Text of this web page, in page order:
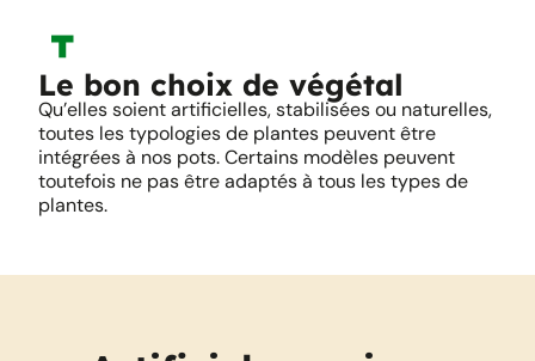
Le bon choix de végétal
Qu’elles soient artificielles, stabilisées ou naturelles,
toutes les typologies de plantes peuvent être
intégrées à nos pots. Certains modèles peuvent
toutefois ne pas être adaptés à tous les types de
plantes.